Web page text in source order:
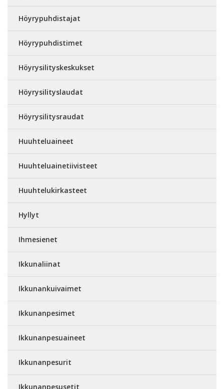
Höyrypuhdistajat
Höyrypuhdistimet
Höyrysilityskeskukset
Höyrysilityslaudat
Höyrysilitysraudat
Huuhteluaineet
Huuhteluainetiivisteet
Huuhtelukirkasteet
Hyllyt
Ihmesienet
Ikkunaliinat
Ikkunankuivaimet
Ikkunanpesimet
Ikkunanpesuaineet
Ikkunanpesurit
Ikkunanpesusetit